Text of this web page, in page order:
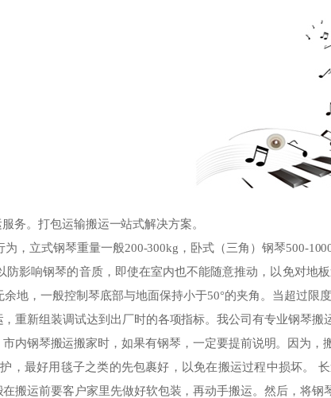
务。打包运输搬运一站式解决方案。
，立式钢琴重量一般200-300kg，卧式（三角）钢琴500-
影响钢琴的音质，即使在室内也不能随意推动，以免对地
地，一般控制琴底部与地面保持小于50°的夹角。当超过限
重新组装调试达到出厂时的各项指标。我公司有专业钢琴
内钢琴搬运搬家时，如果有钢琴，一定要提前说明。因为
，最好用毯子之类的先包裹好，以免在搬运过程中损坏。
搬运前要客户家里先做好软包装，再动手搬运。然后，将